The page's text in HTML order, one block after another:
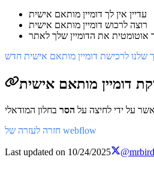
עדיין אין לך דומיין מותאם אישית
רוצה לרכוש דומיין מותאם אישית
שלנו לרכישת דומיין מותאם אישית חדש
דומיין מותאם אישית
על ידי לחיצה על הסר
חזרה לעזרה של webflow
Last updated on 10/24/2025